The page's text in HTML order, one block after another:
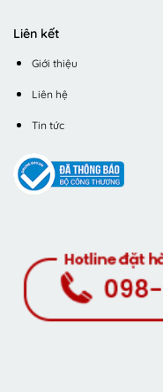
Liên kết
Giới thiệu
Liên hệ
Tin tức